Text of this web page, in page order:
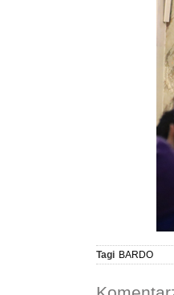
Tagi BARDO